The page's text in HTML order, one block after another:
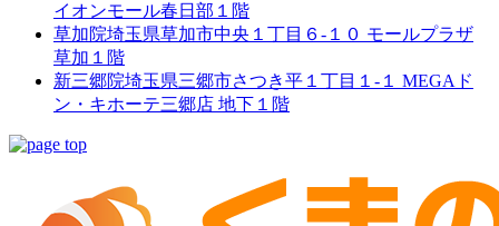
イオンモール春日部１階
草加院埼玉県草加市中央１丁目６-１０ モールプラザ
草加１階
新三郷院埼玉県三郷市さつき平１丁目１-１ MEGAド
ン・キホーテ三郷店 地下１階